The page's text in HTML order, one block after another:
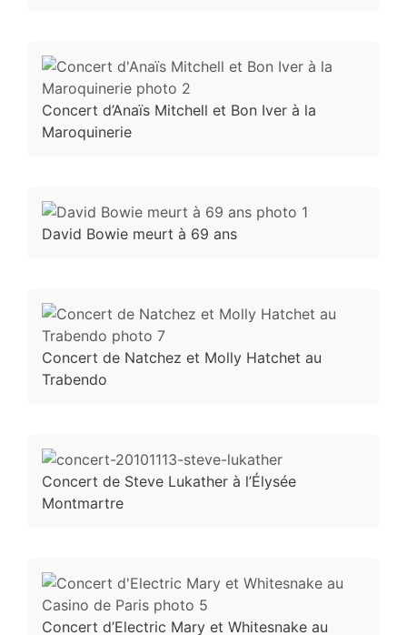
Concert d’Anaïs Mitchell et Bon Iver à la
Maroquinerie
David Bowie meurt à 69 ans
Concert de Natchez et Molly Hatchet au
Trabendo
Concert de Steve Lukather à l’Élysée
Montmartre
Concert d’Electric Mary et Whitesnake au